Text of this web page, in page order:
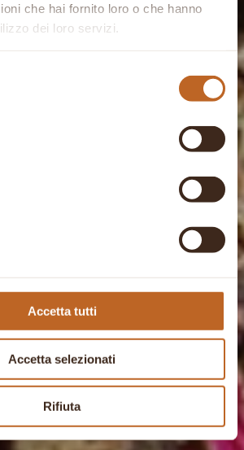
che hai fornito loro o che hanno
dei loro servizi.
Accetta tutti
Accetta selezionati
Rifiuta